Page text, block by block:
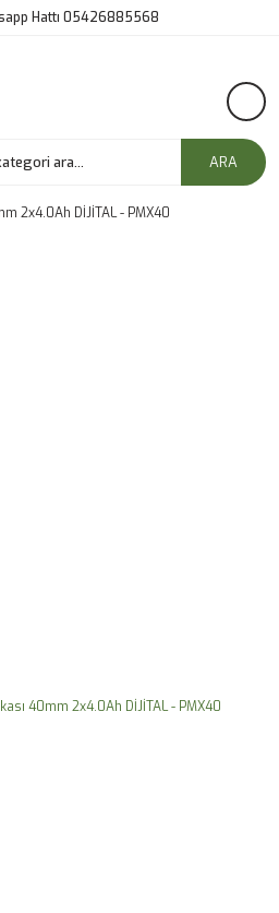
Hattı 05426885568
ARA